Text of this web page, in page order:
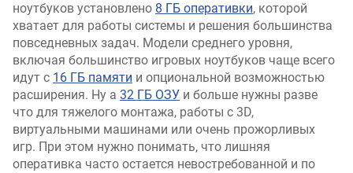
ноутбуков установлено 8 ГБ оперативки, которой
хватает для работы системы и решения большинства
повседневных задач. Модели среднего уровня,
включая большинство игровых ноутбуков чаще всего
идут с 16 ГБ памяти и опциональной возможностью
расширения. Ну а 32 ГБ ОЗУ и больше нужны разве
что для тяжелого монтажа, работы с 3D,
виртуальными машинами или очень прожорливых
игр. При этом нужно понимать, что лишняя
оперативка часто остается невостребованной и по